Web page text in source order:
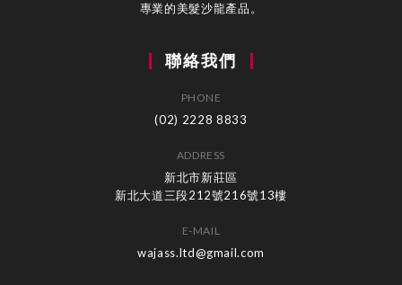
專業的美髮沙龍產品。
聯絡我們
PHONE
(02) 2228 8833
ADDRESS
新北市新莊區
新北大道三段212號216號13樓
E-MAIL
wajass.ltd@gmail.com